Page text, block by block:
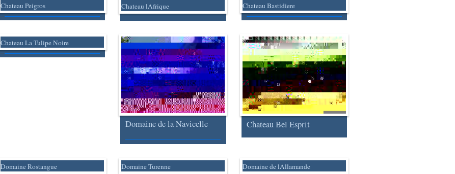
Chateau Peigros Chateau lAfrique Chateau Bastidiere
Chateau La Tulipe Noire
Domaine de la Navicelle Chateau Bel Esprit
Domaine Rostangue Domaine Turenne Domaine de lAllamande